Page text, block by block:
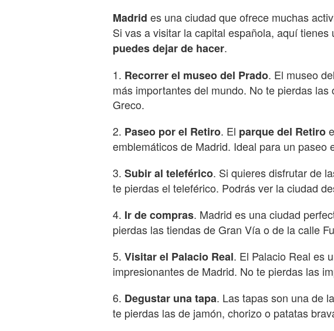
Madrid es una ciudad que ofrece muchas
Si vas a visitar la capital española, aquí tienes
puedes dejar de hacer.
1. Recorrer el museo del Prado. El museo
más importantes del mundo. No te pierdas
Greco.
2. Paseo por el Retiro. El parque del Retiro
emblemáticos de Madrid. Ideal para un paseo
3. Subir al teleférico. Si quieres disfrutar de
te pierdas el teleférico. Podrás ver la ciudad
4. Ir de compras. Madrid es una ciudad
pierdas las tiendas de Gran Vía o de la calle
5. Visitar el Palacio Real. El Palacio Real es
impresionantes de Madrid. No te pierdas las
6. Degustar una tapa. Las tapas son una de
te pierdas las de jamón, chorizo o patatas